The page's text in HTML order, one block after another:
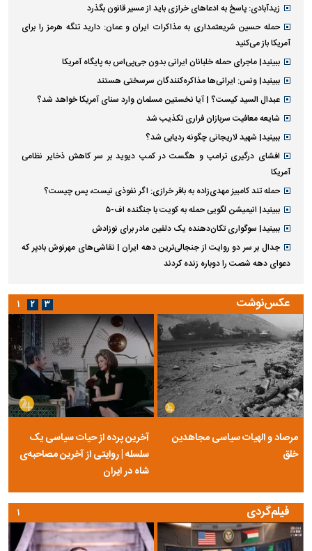
زیدآبادی: پاسخ به ادعا‌های خرازی باید از مسیر قانون بگذرد
حمله حسین شریعتمداری به مذاکرات ایران و عمان: دارید تنگه هرمز را برای
آمریکا باز می‌کنید
ببینید| ماجرای حمله خلبانان ایرانی بدون جی‌پی‌اس به پایگاه آمریکا
ببینید| ونس: ایرانی‌ها مذاکره‌کنندگان سرسختی هستند
عبدال السید کیست؟ | آیا نخستین مسلمان وارد سنای آمریکا خواهد شد؟
شایعه معافیت سربازان فراری تکذیب شد
ببینید| شهید لاریجانی چگونه ردیابی شد؟
افشای درگیری ترامپ و هگست در کمپ دیوید بر سر کاهش ذخایر نظامی
آمریکا
حمله تند کامبیز مهدی‌زاده به باقر خرازی: اگر نفوذی نیست، پس چیست؟
ببینید| انیمیشن لگویی حمله به کویت با جنگنده اف-۵
ببینید| سوگواری تکان‌دهنده یک دلفین مادر برای نوزادش
جدال بر سر دو روایت از جنجالی‌ترین دهه ایران | نقاشی‌های مهرنوش بادپر که
دعوای دهه شصت را دوباره زنده کردند
عکس‌نوشت
مرصاد و الهیات سیاسی مجاهدین
خلق
آخرین پرده از حیات سیاسی یک
سلسله | روایتی از آخرین مصاحبه‌ی
شاه در ایران
۱ ۲ ۳
فیلم‌گردی ۱